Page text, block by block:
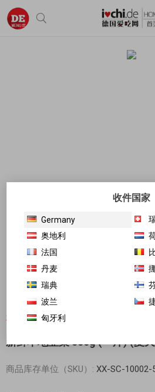
对不起-这个产品已经不再提供
新鲜本地韭菜 500g (一斤) (夏
商品库存单位（SKU）: XX-SC-10002-
收件国家
Germany
奥地利
法国
丹麦
瑞典
波兰
匈牙利